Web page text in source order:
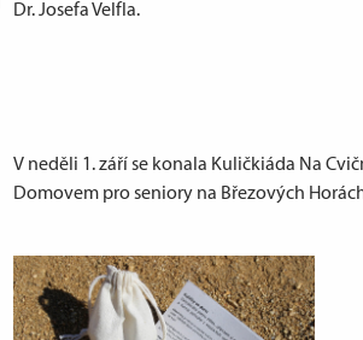
Dr. Josefa Velfla.
V neděli 1. září se konala Kuličkiáda Na
Domovem pro seniory na Březových